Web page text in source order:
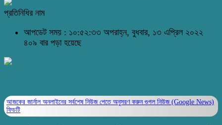
প্রতিনিধির নাম
আপডেট সময় : ১০:৫২:৩৩ অপরাহ্ন, বুধবার, ১৩ এপ্রিল ২০২২
৪০৯ বার পড়া হয়েছে
আজকের জার্নাল অনলাইনের সর্বশেষ নিউজ পেতে অনুসরণ করুন গুগল নিউজ (Google News)
ফিডটি